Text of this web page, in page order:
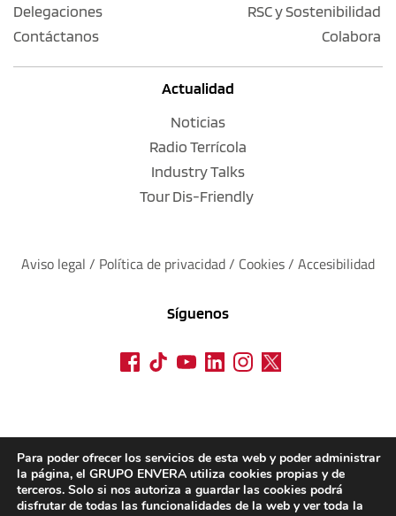
Delegaciones
Contáctanos
RSC y Sostenibilidad
Colabora
Actualidad
Noticias
Radio Terrícola
Industry Talks
Tour Dis-Friendly
Aviso legal / Política de privacidad / Cookies / Accesibilidad
Síguenos
Para poder ofrecer los servicios de esta web y poder administrar
la página, el GRUPO ENVERA utiliza cookies propias y de
terceros. Solo si nos autoriza a guardar las cookies podrá
disfrutar de todas las funcionalidades de la web y ver toda la